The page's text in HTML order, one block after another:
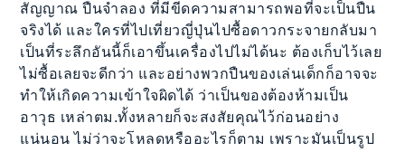
สัญญาณ ปืนจำลอง ที่มีขีดความสามารถพอที่จะเป็นปืน
จริงได้ และใครที่ไปเที่ยวญี่ปุ่นไปซื้อดาวกระจายกลับมา
เป็นที่ระลึกอันนี้ก็เอาขึ้นเครื่องไปไม่ได้นะ ต้องเก็บไว้เลย
ไม่ซื้อเลยจะดีกว่า และอย่างพวกปืนของเล่นเด็กก็อาจจะ
ทำให้เกิดความเข้าใจผิดได้ ว่าเป็นของต้องห้ามเป็น
อาวุธ เหล่าตม.ทั้งหลายก็จะสงสัยคุณไว้ก่อนอย่าง
แน่นอน ไม่ว่าจะโหลดหรืออะไรก็ตาม เพราะมันเป็นรูป